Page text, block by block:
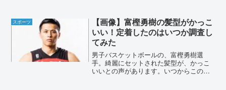
ークしたのはいったい誰なのでしょう
か？また西大伍さんの女...
スポーツ
【画像】富樫勇樹の髪型がかっこ
いい！定着したのはいつか調査し
てみた
男子バスケットボールの、富樫勇樹選
手。綺麗にセットされた髪型が、かっこ
いいとの声があります。いつからこのヘ